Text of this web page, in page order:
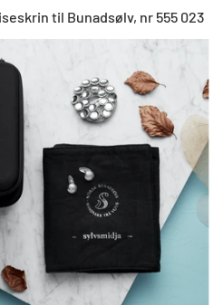
til Bunadsølv, nr 555 023